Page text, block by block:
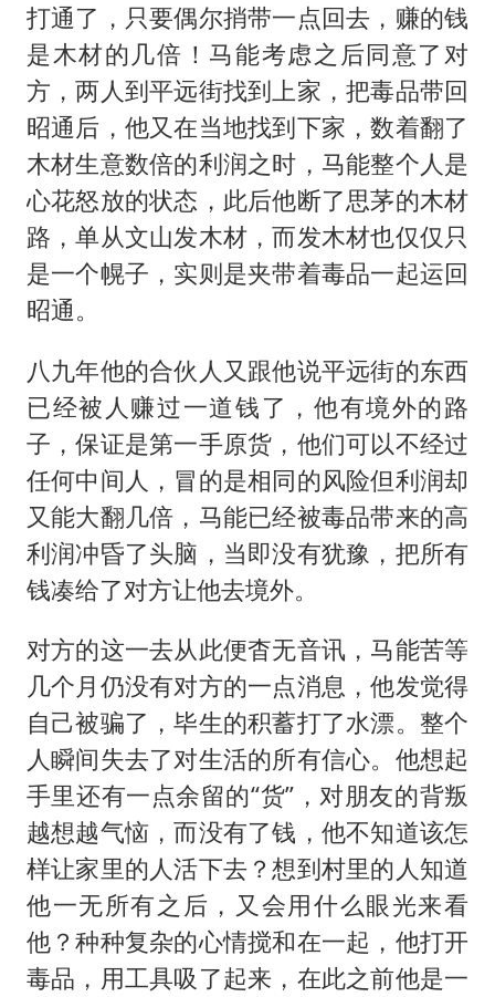
打通了，只要偶尔捎带一点回去，赚的钱
是木材的几倍！马能考虑之后同意了对
方，两人到平远街找到上家，把毒品带回
昭通后，他又在当地找到下家，数着翻了
木材生意数倍的利润之时，马能整个人是
心花怒放的状态，此后他断了思茅的木材
路，单从文山发木材，而发木材也仅仅只
是一个幌子，实则是夹带着毒品一起运回
昭通。
八九年他的合伙人又跟他说平远街的东西
已经被人赚过一道钱了，他有境外的路
子，保证是第一手原货，他们可以不经过
任何中间人，冒的是相同的风险但利润却
又能大翻几倍，马能已经被毒品带来的高
利润冲昏了头脑，当即没有犹豫，把所有
钱凑给了对方让他去境外。
对方的这一去从此便杳无音讯，马能苦等
几个月仍没有对方的一点消息，他发觉得
自己被骗了，毕生的积蓄打了水漂。整个
人瞬间失去了对生活的所有信心。他想起
手里还有一点余留的“货”，对朋友的背叛
越想越气恼，而没有了钱，他不知道该怎
样让家里的人活下去？想到村里的人知道
他一无所有之后，又会用什么眼光来看
他？种种复杂的心情搅和在一起，他打开
毒品，用工具吸了起来，在此之前他是一